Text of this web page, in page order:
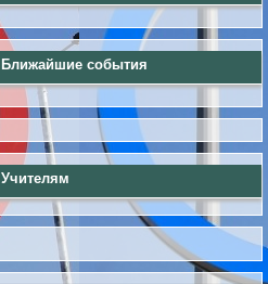
Ближайшие события
Учителям